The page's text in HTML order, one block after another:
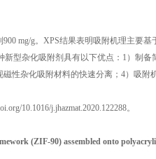
mg/g。XPS结果表明吸附机理主要基
新型杂化吸附剂具有以下优点：1）制备
性杂化吸附材料的快速分离；4）吸附
10.1016/j.jhazmat.2020.122288。
(ZIF-90) assembled onto